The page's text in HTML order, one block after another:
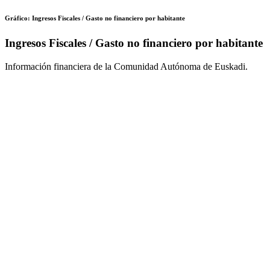
Gráfico: Ingresos Fiscales / Gasto no financiero por habitante
Ingresos Fiscales / Gasto no financiero por habitante
Información financiera de la Comunidad Autónoma de Euskadi.